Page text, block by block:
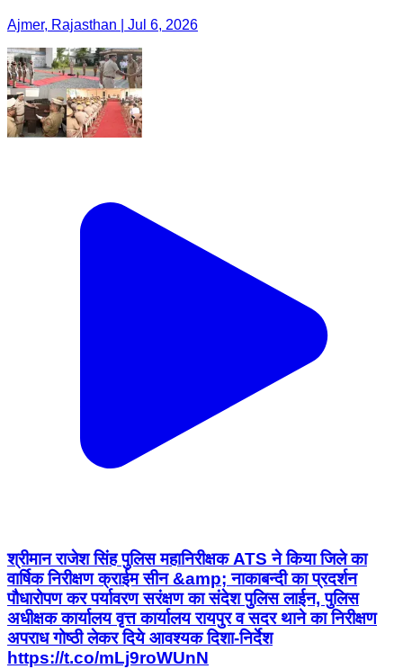
Ajmer, Rajasthan | Jul 6, 2026
श्रीमान राजेश सिंह पुलिस महानिरीक्षक ATS ने किया जिले का
वार्षिक निरीक्षण क्राईम सीन &amp; नाकाबन्दी का प्रदर्शन
पौधारोपण कर पर्यावरण सरंक्षण का संदेश पुलिस लाईन, पुलिस
अधीक्षक कार्यालय वृत्त कार्यालय रायपुर व सदर थाने का निरीक्षण
अपराध गोष्ठी लेकर दिये आवश्यक दिशा-निर्देश
https://t.co/mLj9roWUnN